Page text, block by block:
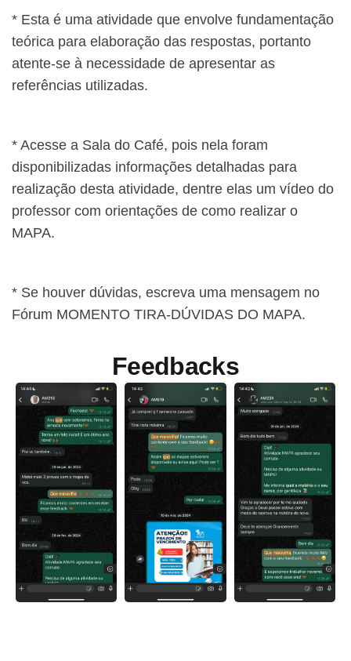
* Esta é uma atividade que envolve fundamentação
teórica para elaboração das respostas, portanto
atente-se à necessidade de apresentar as
referências utilizadas.
* Acesse a Sala do Café, pois nela foram
disponibilizadas informações detalhadas para
realização desta atividade, dentre elas um vídeo do
professor com orientações de como realizar o
MAPA.
* Se houver dúvidas, escreva uma mensagem no
Fórum MOMENTO TIRA-DÚVIDAS DO MAPA.
Feedbacks